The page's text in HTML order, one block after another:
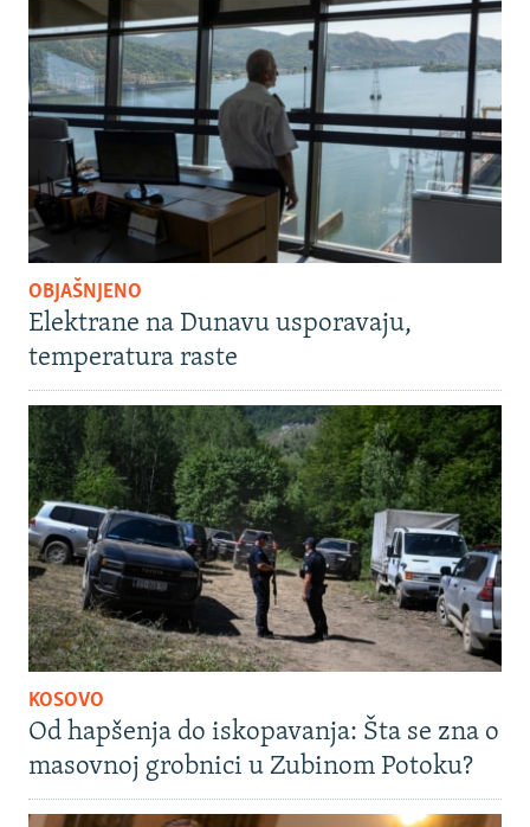
OBJAŠNJENO
Elektrane na Dunavu usporavaju,
temperatura raste
KOSOVO
Od hapšenja do iskopavanja: Šta se zna o
masovnoj grobnici u Zubinom Potoku?